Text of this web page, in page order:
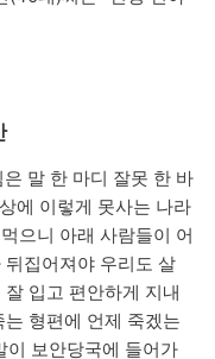
말 한 마디 잘못 한 바
에 이렇게 못사는 나라
으니 아래 사람들이 어
집어져야 우리도 살
입고 편안하게 지내
형편에 언제 죽겠는
이 보안당국에 들어가